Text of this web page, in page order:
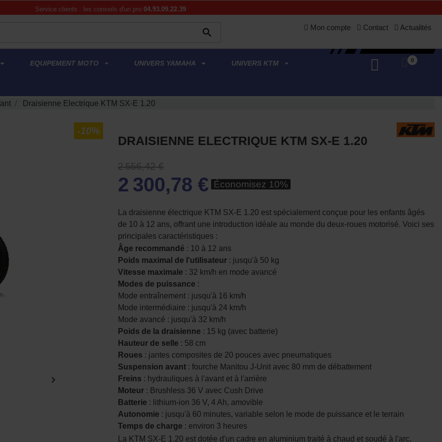
Service clients : les conseils d'un pro 04.93.09.22.39
 Mon compte Contact Actualités
EQUIPEMENT MOTO UNIVERS YAMAHA UNIVERS KTM 0
Draisienne Electrique KTM SX-E 1.20
-10%

DRAISIENNE ELECTRIQUE KTM SX-E 1.20
2 556,42 €
2 300,78 € Économisez 10%
La draisienne électrique KTM SX-E 1.20 est spécialement conçue pour les enfants âgés
de 10 à 12 ans, offrant une introduction idéale au monde du deux-roues motorisé. Voici ses
principales caractéristiques :
Âge recommandé : 10 à 12 ans
Poids maximal de l'utilisateur : jusqu'à 50 kg
Vitesse maximale : 32 km/h en mode avancé
Modes de puissance :
Mode entraînement : jusqu'à 16 km/h
Mode intermédiaire : jusqu'à 24 km/h
Mode avancé : jusqu'à 32 km/h
Poids de la draisienne : 15 kg (avec batterie)
Hauteur de selle : 58 cm
Roues : jantes composites de 20 pouces avec pneumatiques
Suspension avant : fourche Manitou J-Unit avec 80 mm de débattement
Freins : hydrauliques à l'avant et à l'arrière
Moteur : Brushless 36 V avec Cush Drive
Batterie : lithium-ion 36 V, 4 Ah, amovible
Autonomie : jusqu'à 60 minutes, variable selon le mode de puissance et le terrain
Temps de charge : environ 3 heures
La KTM SX-E 1.20 est dotée d'un cadre en aluminium traité à chaud et soudé à l'arc,